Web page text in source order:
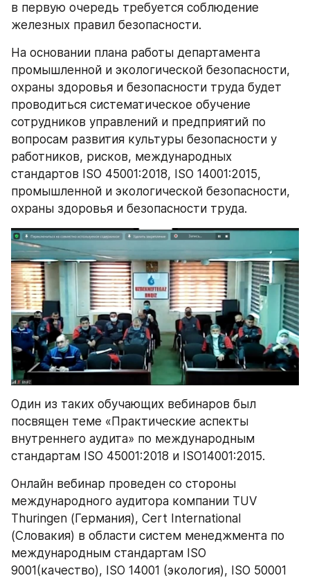
в первую очередь требуется соблюдение
железных правил безопасности.
На основании плана работы департамента
промышленной и экологической безопасности,
охраны здоровья и безопасности труда будет
проводиться систематическое обучение
сотрудников управлений и предприятий по
вопросам развития культуры безопасности у
работников, рисков, международных
стандартов ISO 45001:2018, ISO 14001:2015,
промышленной и экологической безопасности,
охраны здоровья и безопасности труда.
Один из таких обучающих вебинаров был
посвящен теме «Практические аспекты
внутреннего аудита» по международным
стандартам ISO 45001:2018 и ISO14001:2015.
Онлайн вебинар проведен со стороны
международного аудитора компании TUV
Thuringen (Германия), Cert International
(Словакия) в области систем менеджмента по
международным стандартам ISO
9001(качество), ISO 14001 (экология), ISO 50001